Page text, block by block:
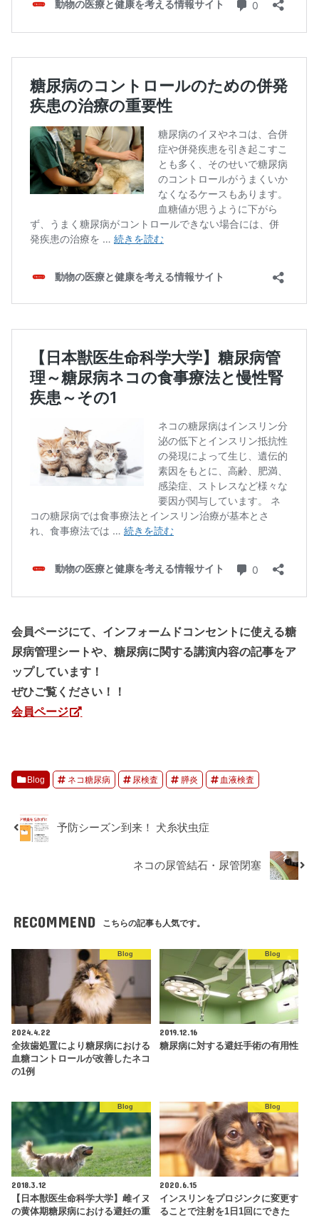
会員ページにて、インフォームドコンセントに使える糖
尿病管理シートや、糖尿病に関する講演内容の記事をア
ップしています！
ぜひご覧ください！！
会員ページ
Blog ネコ糖尿病 尿検査 膵炎 血液検査
予防シーズン到来！ 犬糸状虫症
ネコの尿管結石・尿管閉塞
RECOMMEND こちらの記事も人気です。
Blog
2024.4.22
全抜歯処置により糖尿病における
血糖コントロールが改善したネコ
の1例
Blog
2019.12.16
糖尿病に対する避妊手術の有用性
Blog
2018.3.12
【日本獣医生命科学大学】雌イヌ
の黄体期糖尿病における避妊の重
Blog
2020.6.15
インスリンをプロジンクに変更す
ることで注射を1日1回にできた